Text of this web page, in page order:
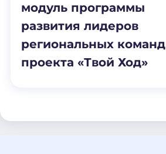
модуль программы
развития лидеров
региональных команд
проекта «Твой Ход»